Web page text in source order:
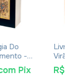
Do
-
Pix